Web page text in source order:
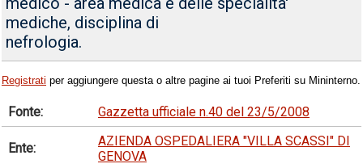
mediche, disciplina di
nefrologia.
Registrati per aggiungere questa o altre pagine ai tuoi Preferiti su Mininterno.
Fonte: Gazzetta ufficiale n.40 del 23/5/2008
Ente:
AZIENDA OSPEDALIERA "VILLA SCASSI" DI
GENOVA